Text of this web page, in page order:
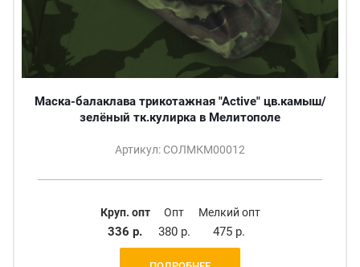
Маска-балаклава трикотажная "Active" цв.камыш/
зелёный тк.кулирка в Мелитополе
Артикул: СОЛМКМ00012
Круп. опт
336 р.
Опт
380 р.
Мелкий опт
475 р.